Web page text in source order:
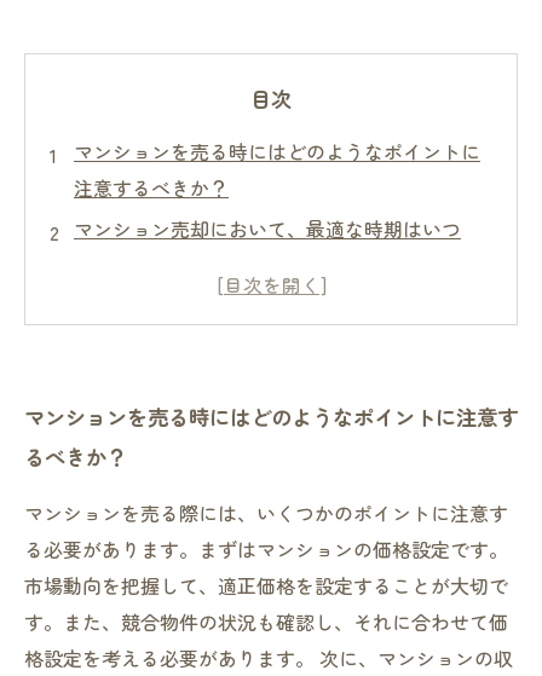
目次
マンションを売る時にはどのようなポイントに
注意するべきか？
マンション売却において、最適な時期はいつ
マンションを高値で売却するために必要なこと
アイデア
マンション売却を成功させるためには、どんな
プロに相談すべきか？
マンションを売る時にはどのようなポイントに注意す
るべきか？
マンションを売る際には、いくつかのポイントに注意す
る必要があります。まずはマンションの価格設定です。
市場動向を把握して、適正価格を設定することが大切で
す。また、競合物件の状況も確認し、それに合わせて価
格設定を考える必要があります。 次に、マンションの収